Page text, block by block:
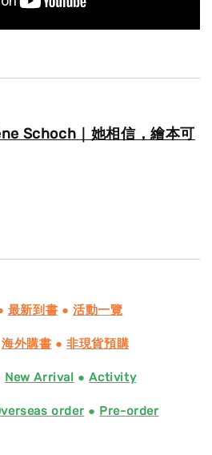
Schoch｜她相信，繪本可
最新到書 ●活動一覽
海外購書 ●非現貨預購
New Arrival ●Activity
order● Pre-order